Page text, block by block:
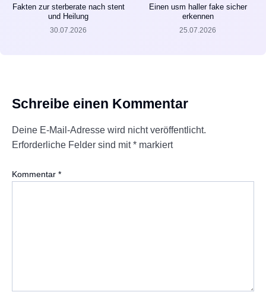
Fakten zur sterberate nach stent
und Heilung
30.07.2026
Einen usm haller fake sicher
erkennen
25.07.2026
Schreibe einen Kommentar
Deine E-Mail-Adresse wird nicht veröffentlicht.
Erforderliche Felder sind mit* markiert
Kommentar *